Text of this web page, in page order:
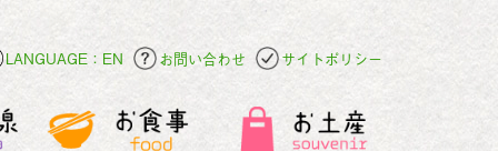
LANGUAGE：EN お問い合わせ サイトポリシー